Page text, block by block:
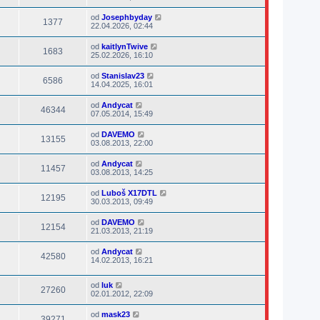
1377 od Josephbyday
22.04.2026, 02:44
1683 od kaitlynTwive
25.02.2026, 16:10
6586 od Stanislav23
14.04.2025, 16:01
46344 od Andycat
07.05.2014, 15:49
13155 od DAVEMO
03.08.2013, 22:00
11457 od Andycat
03.08.2013, 14:25
12195 od Luboš X17DTL
30.03.2013, 09:49
12154 od DAVEMO
21.03.2013, 21:19
42580 od Andycat
14.02.2013, 16:21
27260 od luk
02.01.2012, 22:09
od mask23